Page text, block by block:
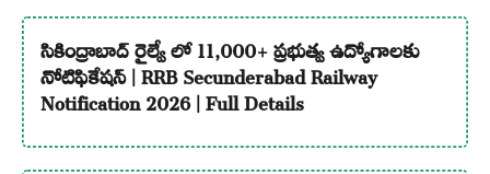
సికింద్రాబాద్ రైల్వే లో 11,000+ ప్రభుత్వ ఉద్యోగాలకు
నోటిఫికేషన్ | RRB Secunderabad Railway
Notification 2026 | Full Details